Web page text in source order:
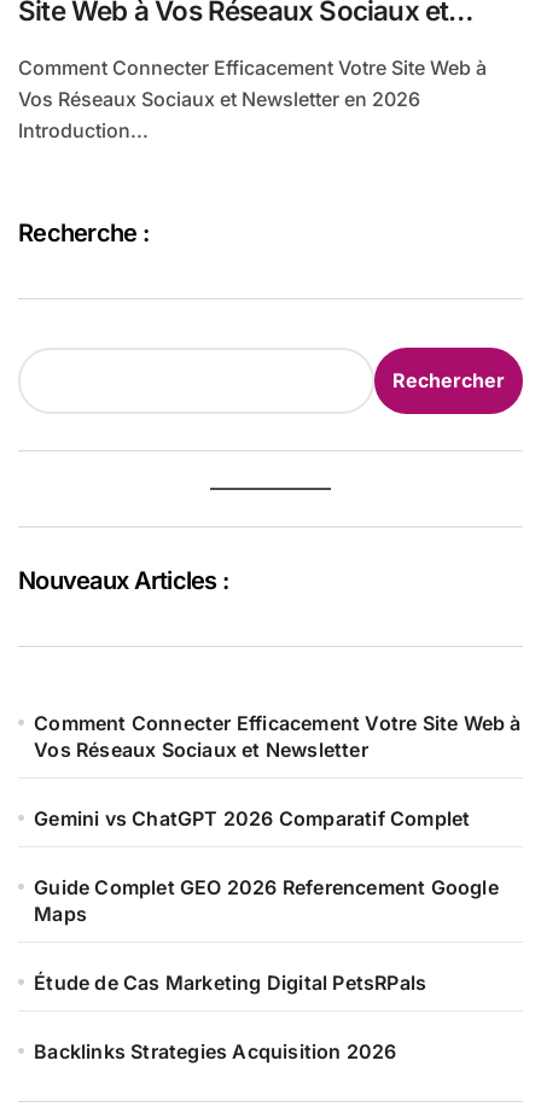
Site Web à Vos Réseaux Sociaux et
Comment Connecter Efficacement Votre Site Web à
Vos Réseaux Sociaux et Newsletter en 2026
Introduction...
Recherche :
Rechercher
Rechercher
Nouveaux Articles :
Comment Connecter Efficacement Votre Site Web à
Vos Réseaux Sociaux et Newsletter
Gemini vs ChatGPT 2026 Comparatif Complet
Guide Complet GEO 2026 Referencement Google
Maps
Étude de Cas Marketing Digital PetsRPals
Backlinks Strategies Acquisition 2026